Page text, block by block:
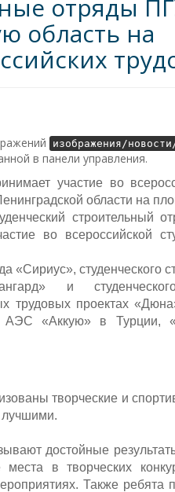
отряды
область на
изображения/
в панели управления.
участие во
области на
строительный
во всероссийской
«Сириус», студенческого
и
трудовых проектах
«Аккую» в Турции,
творческие и
лучшими.
достойные
в творческих
Также ребята